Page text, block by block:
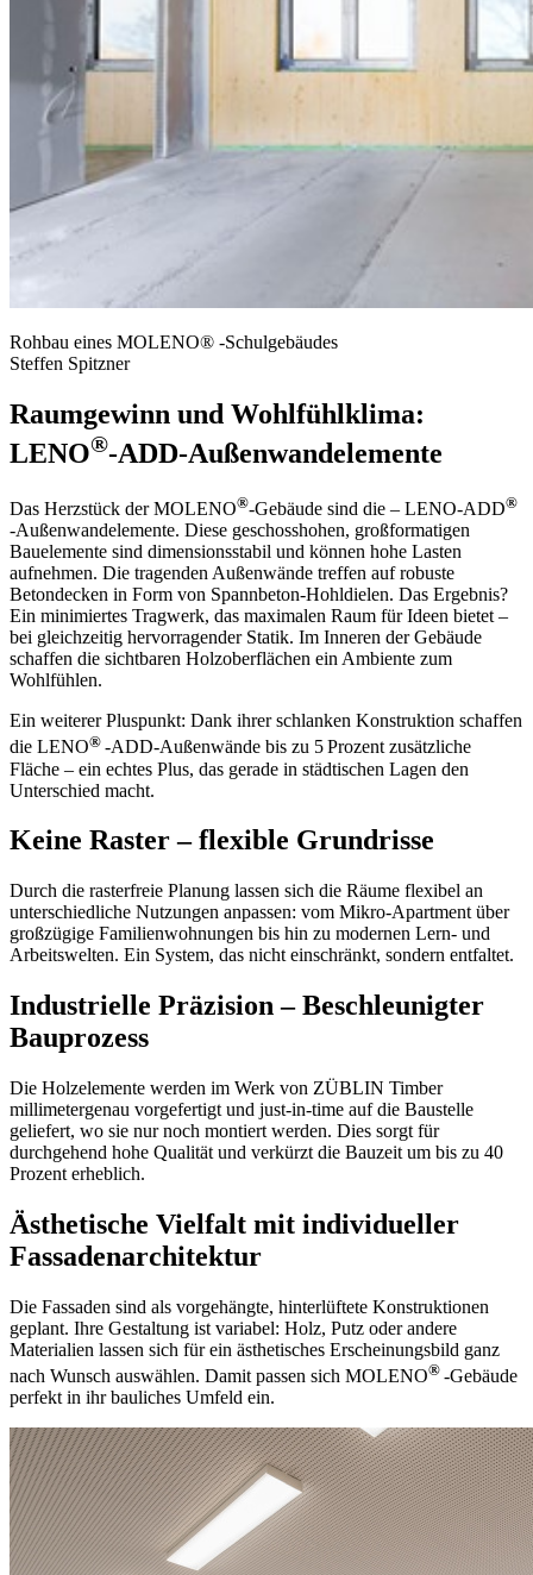
Rohbau eines MOLENO® -Schulgebäudes
Steffen Spitzner
Raumgewinn und Wohlfühlklima:
LENO®-ADD-Außenwandelemente
Das Herzstück der MOLENO®-Gebäude sind die – LENO-ADD®
-Außenwandelemente. Diese geschosshohen, großformatigen
Bauelemente sind dimensionsstabil und können hohe Lasten
aufnehmen. Die tragenden Außenwände treffen auf robuste
Betondecken in Form von Spannbeton-Hohldielen. Das Ergebnis?
Ein minimiertes Tragwerk, das maximalen Raum für Ideen bietet –
bei gleichzeitig hervorragender Statik. Im Inneren der Gebäude
schaffen die sichtbaren Holzoberflächen ein Ambiente zum
Wohlfühlen.
Ein weiterer Pluspunkt: Dank ihrer schlanken Konstruktion schaffen
die LENO® -ADD-Außenwände bis zu 5 Prozent zusätzliche
Fläche – ein echtes Plus, das gerade in städtischen Lagen den
Unterschied macht.
Keine Raster – flexible Grundrisse
Durch die rasterfreie Planung lassen sich die Räume flexibel an
unterschiedliche Nutzungen anpassen: vom Mikro-Apartment über
großzügige Familienwohnungen bis hin zu modernen Lern- und
Arbeitswelten. Ein System, das nicht einschränkt, sondern entfaltet.
Industrielle Präzision – Beschleunigter
Bauprozess
Die Holzelemente werden im Werk von ZÜBLIN Timber
millimetergenau vorgefertigt und just-in-time auf die Baustelle
geliefert, wo sie nur noch montiert werden. Dies sorgt für
durchgehend hohe Qualität und verkürzt die Bauzeit um bis zu 40
Prozent erheblich.
Ästhetische Vielfalt mit individueller
Fassadenarchitektur
Die Fassaden sind als vorgehängte, hinterlüftete Konstruktionen
geplant. Ihre Gestaltung ist variabel: Holz, Putz oder andere
Materialien lassen sich für ein ästhetisches Erscheinungsbild ganz
nach Wunsch auswählen. Damit passen sich MOLENO® -Gebäude
perfekt in ihr bauliches Umfeld ein.